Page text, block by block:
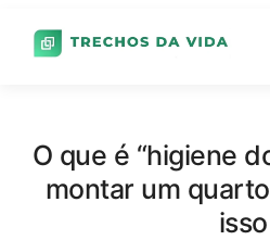
O que é “higiene
montar um
isso